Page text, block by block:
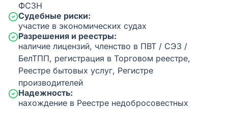
ФСЗН
Судебные риски:
участие в экономических судах
Разрешения и реестры:
наличие лицензий, членство в ПВТ / СЭЗ /
БелТПП, регистрация в Торговом реестре,
Реестре бытовых услуг, Регистре
производителей
Надежность:
нахождение в Реестре недобросовестных